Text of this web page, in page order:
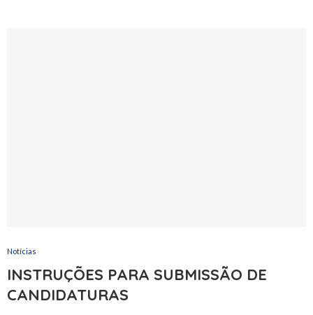
Notícias
INSTRUÇÕES PARA SUBMISSÃO DE
CANDIDATURAS